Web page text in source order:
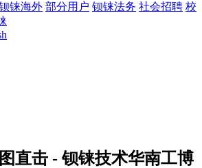
铼海外 部分用户 钡铼法务 社会招聘 校
直击 - 钡铼技术华南工博